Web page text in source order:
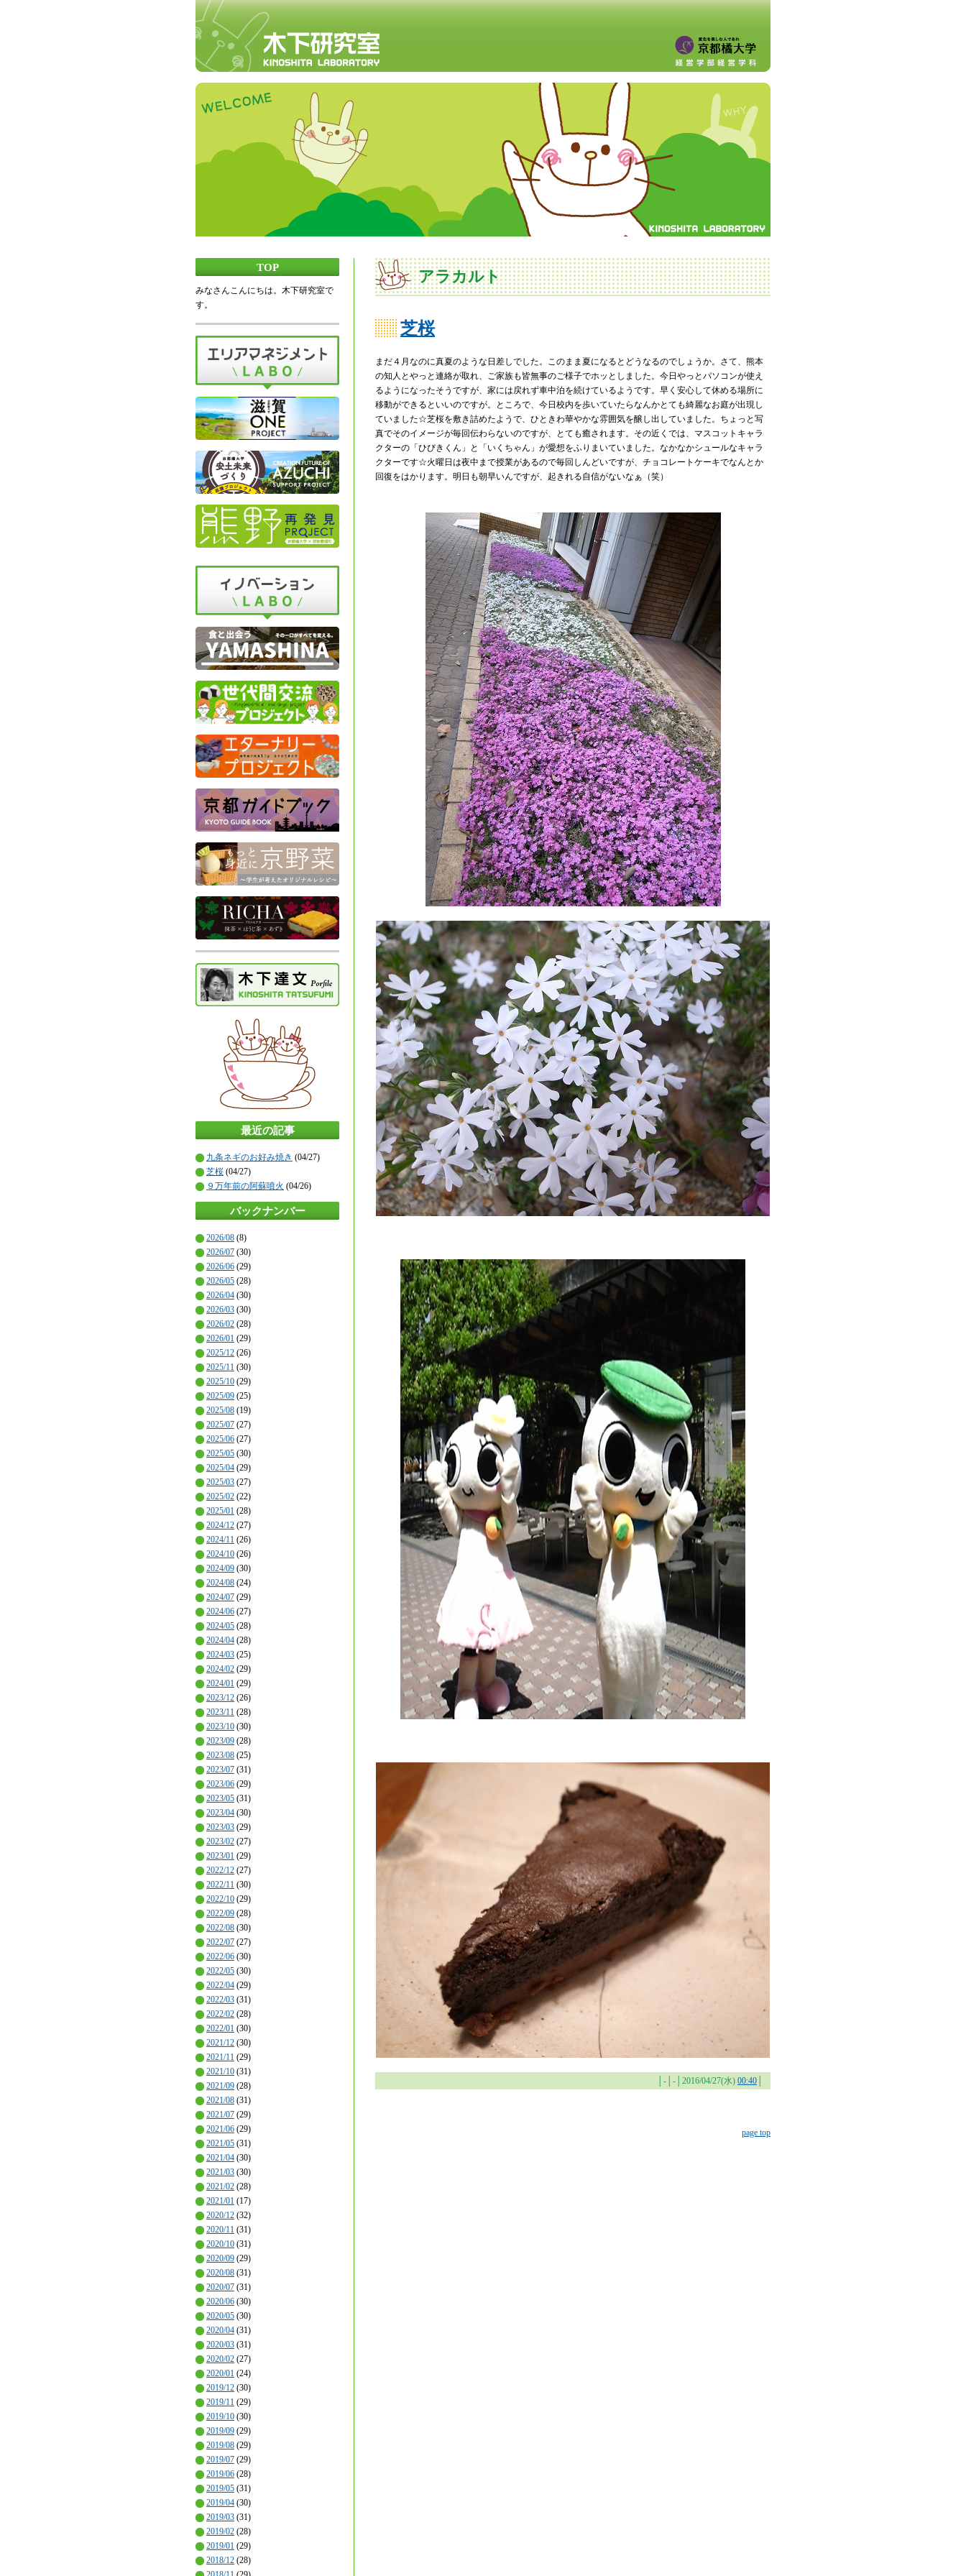
TOP
みなさんこんにちは。木下研究室で
す。
最近の記事
九条ネギのお好み焼き (04/27)
芝桜 (04/27)
９万年前の阿蘇噴火 (04/26)
バックナンバー
2026/08 (8)
2026/07 (30)
2026/06 (29)
2026/05 (28)
2026/04 (30)
2026/03 (30)
2026/02 (28)
2026/01 (29)
2025/12 (26)
2025/11 (30)
2025/10 (29)
2025/09 (25)
2025/08 (19)
2025/07 (27)
2025/06 (27)
2025/05 (30)
2025/04 (29)
2025/03 (27)
2025/02 (22)
2025/01 (28)
2024/12 (27)
2024/11 (26)
2024/10 (26)
2024/09 (30)
2024/08 (24)
2024/07 (29)
2024/06 (27)
2024/05 (28)
2024/04 (28)
2024/03 (25)
2024/02 (29)
2024/01 (29)
2023/12 (26)
2023/11 (28)
2023/10 (30)
2023/09 (28)
2023/08 (25)
2023/07 (31)
2023/06 (29)
2023/05 (31)
2023/04 (30)
2023/03 (29)
2023/02 (27)
2023/01 (29)
2022/12 (27)
2022/11 (30)
2022/10 (29)
2022/09 (28)
2022/08 (30)
2022/07 (27)
2022/06 (30)
2022/05 (30)
2022/04 (29)
2022/03 (31)
2022/02 (28)
2022/01 (30)
2021/12 (30)
2021/11 (29)
2021/10 (31)
2021/09 (28)
2021/08 (31)
2021/07 (29)
2021/06 (29)
2021/05 (31)
2021/04 (30)
2021/03 (30)
2021/02 (28)
2021/01 (17)
2020/12 (32)
2020/11 (31)
2020/10 (31)
2020/09 (29)
2020/08 (31)
2020/07 (31)
2020/06 (30)
2020/05 (30)
2020/04 (31)
2020/03 (31)
2020/02 (27)
2020/01 (24)
2019/12 (30)
2019/11 (29)
2019/10 (30)
2019/09 (29)
2019/08 (29)
2019/07 (29)
2019/06 (28)
2019/05 (31)
2019/04 (30)
2019/03 (31)
2019/02 (28)
2019/01 (29)
2018/12 (28)
アラカルト
芝桜
まだ４月なのに真夏のような日差しでした。このまま夏になるとどうなるのでしょうか。さて、熊本
の知人とやっと連絡が取れ、ご家族も皆無事のご様子でホッとしました。今日やっとパソコンが使え
るようになったそうですが、家には戻れず車中泊を続けているようです。早く安心して休める場所に
移動ができるといいのですが。ところで、今日校内を歩いていたらなんかとても綺麗なお庭が出現し
ていました☆芝桜を敷き詰めたようで、ひときわ華やかな雰囲気を醸し出していました。ちょっと写
真でそのイメージが毎回伝わらないのですが、とても癒されます。その近くでは、マスコットキャラ
クターの「ひびきくん」と「いくちゃん」が愛想をふりまいていました。なかなかシュールなキャラ
クターです☆火曜日は夜中まで授業があるので毎回しんどいですが、チョコレートケーキでなんとか
回復をはかります。明日も朝早いんですが、起きれる自信がないなぁ（笑）
│-│-│2016/04/27(水) 00:40
page top